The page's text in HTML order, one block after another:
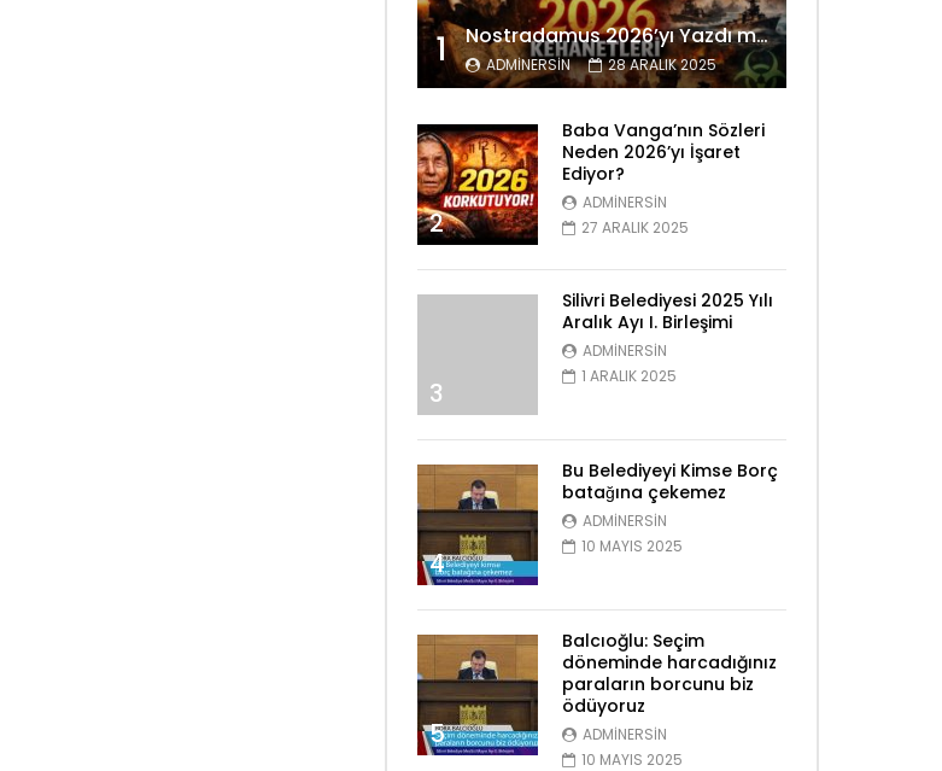
1 Nostradamus 2026’yı Yazdı mı? Tüyler Ürperten Kehanetler
ADMINERSIN 28 ARALIK 2025
2
Baba Vanga’nın Sözleri
Neden 2026’yı İşaret
Ediyor?
ADMINERSIN
27 ARALIK 2025
3
Silivri Belediyesi 2025 Yılı
Aralık Ayı I. Birleşimi
ADMINERSIN
1 ARALIK 2025
4
Bu Belediyeyi Kimse Borç
batağına çekemez
ADMINERSIN
10 MAYIS 2025
5
Balcıoğlu: Seçim
döneminde harcadığınız
paraların borcunu biz
ödüyoruz
ADMINERSIN
10 MAYIS 2025